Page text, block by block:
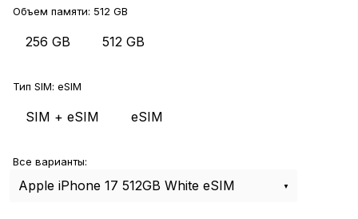
Объем памяти: 512 GB
256 GB 512 GB
Тип SIM: eSIM
SIM + eSIM eSIM
Все варианты:
Apple iPhone 17 512GB White eSIM